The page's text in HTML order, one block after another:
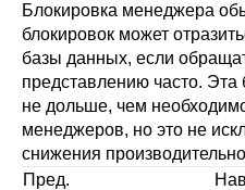
Блокировка менеджера
блокировок может
базы данных, если
представлению часто. Эта
не дольше, чем
менеджеров, но это не
снижения
Пред.